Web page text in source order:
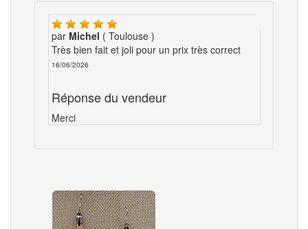
par Michel ( Toulouse )
Très bien fait et joli pour un prix très correct
16/06/2026
Réponse du vendeur
Merci